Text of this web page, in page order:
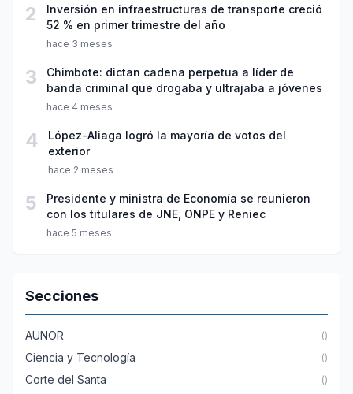
2
Inversión en infraestructuras de transporte creció
52 % en primer trimestre del año
hace 3 meses
3
Chimbote: dictan cadena perpetua a líder de
banda criminal que drogaba y ultrajaba a jóvenes
hace 4 meses
4
López-Aliaga logró la mayoría de votos del
exterior
hace 2 meses
5
Presidente y ministra de Economía se reunieron
con los titulares de JNE, ONPE y Reniec
hace 5 meses
Secciones
AUNOR ()
Ciencia y Tecnología ()
Corte del Santa ()